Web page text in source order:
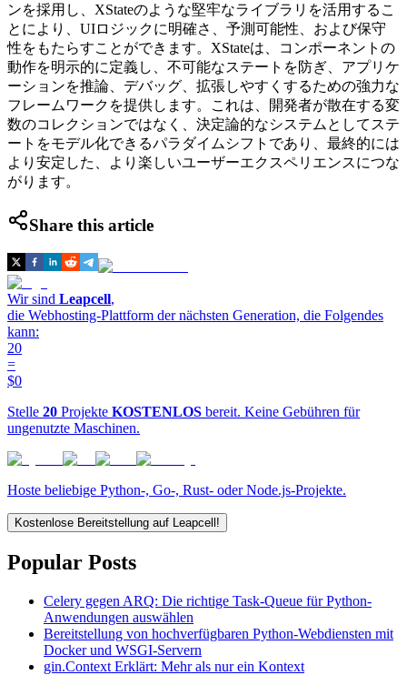
ンを採用し、XStateのような堅牢なライブラリを活用するこ
とにより、UIロジックに明確さ、予測可能性、および保守
性をもたらすことができます。XStateは、コンポーネントの
動作を明示的に定義し、不可能なステートを防ぎ、アプリケ
ーションを推論、デバッグ、拡張しやすくするための強力な
フレームワークを提供します。これは、開発者が散在する変
数のコレクションではなく、決定論的なシステムとしてステ
ートをモデル化できるパラダイムシフトであり、最終的には
より安定した、より楽しいユーザーエクスペリエンスにつな
がります。
Share this article
Wir sind Leapcell,
die Webhosting-Plattform der nächsten Generation, die Folgendes
kann:
20
=
$0
Stelle 20 Projekte KOSTENLOS bereit. Keine Gebühren für
ungenutzte Maschinen.
Hoste beliebige Python-, Go-, Rust- oder Node.js-Projekte.
Kostenlose Bereitstellung auf Leapcell!
Popular Posts
Celery gegen ARQ: Die richtige Task-Queue für Python-
Anwendungen auswählen
Bereitstellung von hochverfügbaren Python-Webdiensten mit
Docker und WSGI-Servern
gin.Context Erklärt: Mehr als nur ein Kontext